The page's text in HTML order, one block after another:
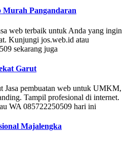
Murah Pangandaran
web terbaik untuk Anda yang ingin
Kunjungi jos.web.id atau
sekarang juga
Garut
Jasa pembuatan web untuk UMKM,
Tampil profesional di internet.
WA 085722250509 hari ini
Majalengka